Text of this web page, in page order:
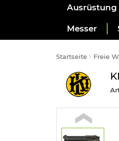
Ausrüstung
Messer
Startseite Freie